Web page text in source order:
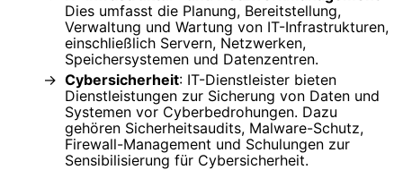
Dies umfasst die Planung, Bereitstellung,
Verwaltung und Wartung von IT-Infrastrukturen,
einschließlich Servern, Netzwerken,
Speichersystemen und Datenzentren.
Cybersicherheit: IT-Dienstleister bieten
Dienstleistungen zur Sicherung von Daten und
Systemen vor Cyberbedrohungen. Dazu
gehören Sicherheitsaudits, Malware-Schutz,
Firewall-Management und Schulungen zur
Sensibilisierung für Cybersicherheit.